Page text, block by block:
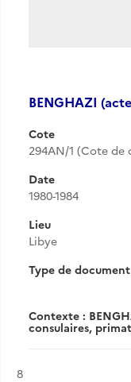
BENGHAZI
Cote
294AN/1 (Cote de
Date
1980-1984
Lieu
Libye
Type de document
Contexte :
consulaires,
Résultat n°
8